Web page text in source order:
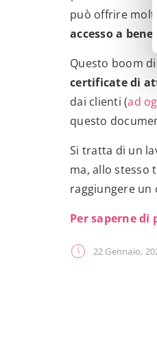
può offrire molti
accesso a
Questo boom
certificate di
dai clienti (ad
questo
Si tratta di un
ma, allo stesso
raggiungere
Per saperne
22 Gennaio,